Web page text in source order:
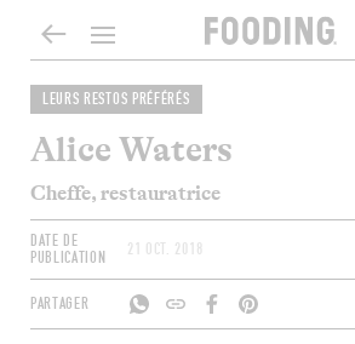
LEURS RESTOS PRÉFÉRÉS
Alice Waters
Cheffe, restauratrice
DATE DE
PUBLICATION
21 OCT. 2018
PARTAGER